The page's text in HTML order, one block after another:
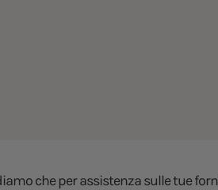
che per assistenza sulle tue